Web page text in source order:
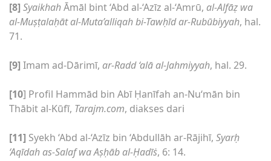
[8] SyaikhahĀmāl bint ‘Abd al-‘Azīz al-‘Amrū, al-Alfāẓ wa
al-Muṣṭalaḥāt al-Muta’alliqah bi-Tawḥīd ar-Rubūbiyyah, hal.
71.
[9] Imam ad-Dārimī, ar-Radd ‘alā al-Jahmiyyah, hal. 29.
[10] Profil Hammād bin Abī Ḥanīfah an-Nu‘mān bin
Thābit al-Kūfī, Tarajm.com, diakses dari
[11] Syekh ‘Abd al-‘Azīz bin ‘Abdullāh ar-Rājihī, Syarḥ
‘Aqīdah as-Salaf wa Aṣḥāb al-Ḥadīṡ, 6: 14.